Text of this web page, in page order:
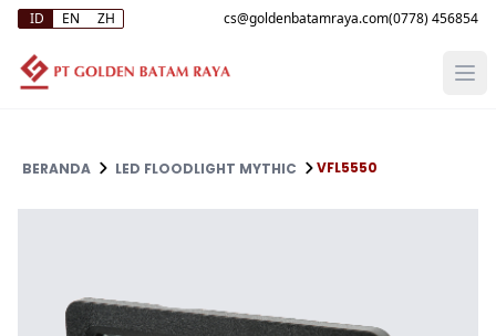
ID EN ZH (0778) 456854
BERANDA LED FLOODLIGHT MYTHIC VFL5550